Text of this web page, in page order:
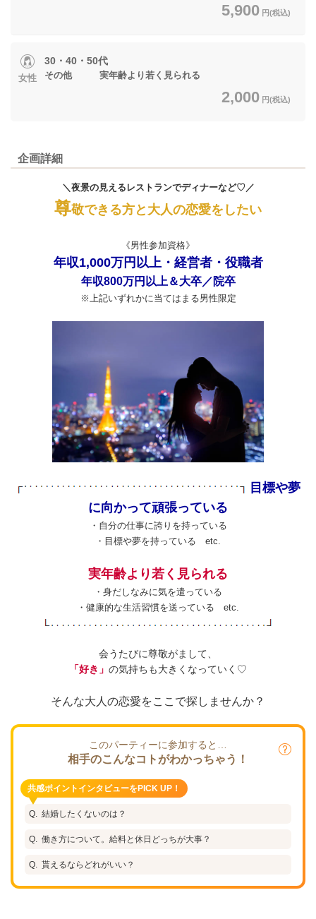
5,900 円(税込)
女性
30・40・50代
その他 実年齢より若く見られる
2,000 円(税込)
企画詳細
＼夜景の見えるレストランでディナーなど♡／
尊敬できる方と大人の恋愛をしたい
《男性参加資格》
年収1,000万円以上・経営者・役職者
年収800万円以上＆大卒／院卒
※上記いずれかに当てはまる男性限定
目標や夢
に向かって頑張っている
・自分の仕事に誇りを持っている
・目標や夢を持っている etc.
実年齢より若く見られる
・身だしなみに気を遣っている
・健康的な生活習慣を送っている etc.
会うたびに尊敬がまして、
「好き」 の気持ちも大きくなっていく♡
そんな大人の恋愛をここで探しませんか？
このパーティーに参加すると…
相手のこんなコトがわかっちゃう！
共感ポイントインタビューをPICK UP！
結婚したくないのは？
働き方について。給料と休日どっちが大事？
貰えるならどれがいい？